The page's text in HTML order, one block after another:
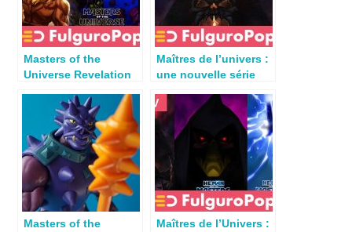
Masters of the
Universe Revelation
l’échalote
Maîtres de l’univers :
une nouvelle série
Masters of the
Maîtres de l’Univers :